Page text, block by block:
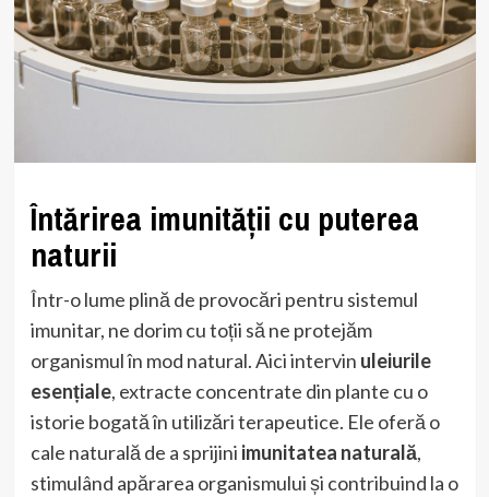
Întărirea imunității cu puterea
naturii
Într-o lume plină de provocări pentru sistemul
imunitar, ne dorim cu toții să ne protejăm
organismul în mod natural. Aici intervin uleiurile
esențiale, extracte concentrate din plante cu o
istorie bogată în utilizări terapeutice. Ele oferă o
cale naturală de a sprijini imunitatea naturală,
stimulând apărarea organismului și contribuind la o